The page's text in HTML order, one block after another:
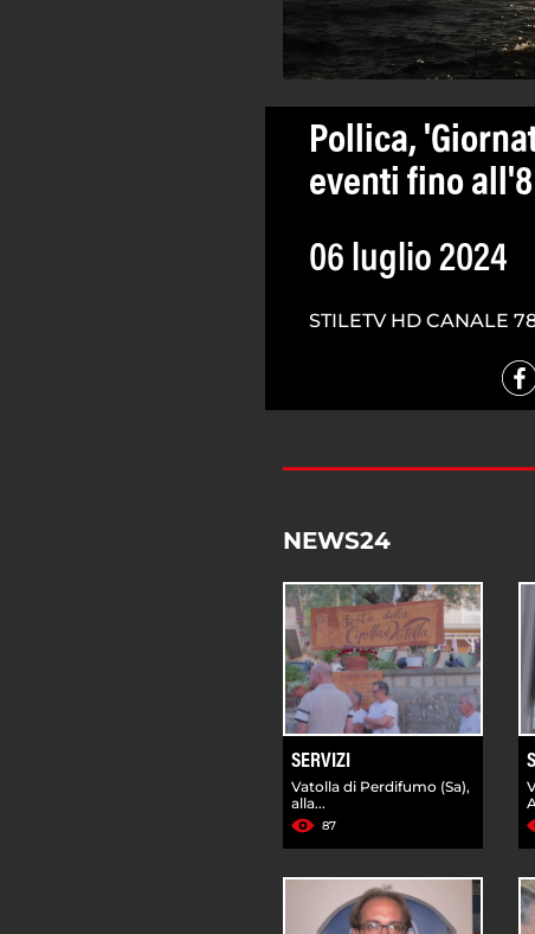
Pollica,
eventi fino
06 luglio 2024
STILETV HD CANALE
NEWS24
SERVIZI
Vatolla di Perdifumo (Sa),
alla...
87